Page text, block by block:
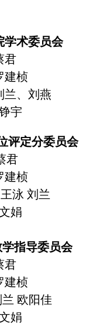
学术委员会
君
建桢
兰、刘燕
宇
评定分委员会
君
建桢
泳 刘兰
娟
学指导委员会
君
建桢
欧阳佳
娟